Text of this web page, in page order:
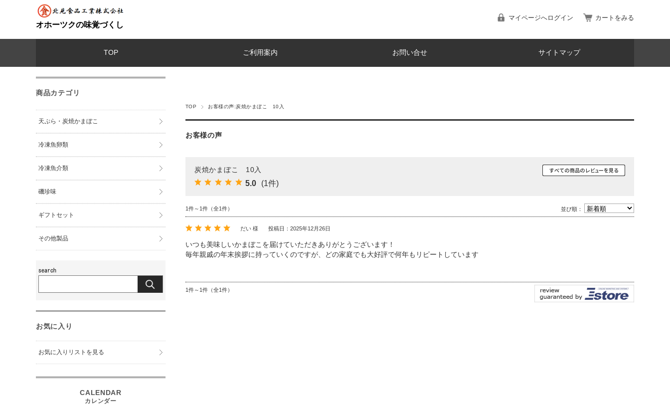
オホーツクの味覚づくし
マイページへログイン カートをみる
TOP ご利用案内 お問い合せ サイトマップ
TOP お客様の声:炭焼かまぼこ 10入
お客様の声
炭焼かまぼこ 10入
5.0 (1件)
1件～1件（全1件） 並び順：
だい 様 投稿日：2025年12月26日
いつも美味しいかまぼこを届けていただきありがとうございます！
毎年親戚の年末挨拶に持っていくのですが、どの家庭でも大好評で何年もリピートしています
1件～1件（全1件）
商品カテゴリ
天ぷら・炭焼かまぼこ
冷凍魚卵類
冷凍魚介類
磯珍味
ギフトセット
その他製品
お気に入り
お気に入りリストを見る